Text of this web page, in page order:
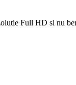
Full HD si nu